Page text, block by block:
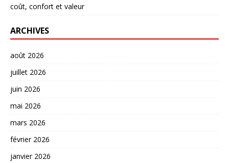
coût, confort et valeur
ARCHIVES
août 2026
juillet 2026
juin 2026
mai 2026
mars 2026
février 2026
janvier 2026